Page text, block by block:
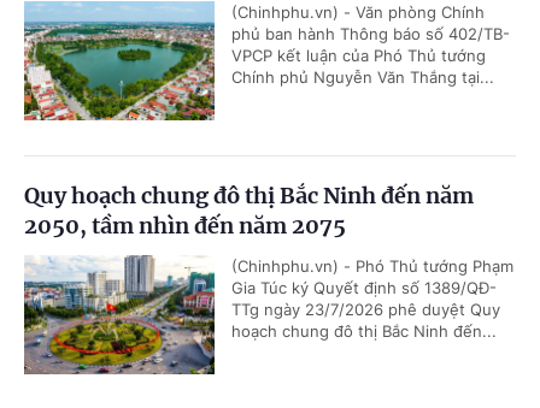
(Chinhphu.vn) - Văn phòng Chính
phủ ban hành Thông báo số 402/TB-
VPCP kết luận của Phó Thủ tướng
Chính phủ Nguyễn Văn Thắng tại...
Quy hoạch chung đô thị Bắc Ninh đến năm
2050, tầm nhìn đến năm 2075
(Chinhphu.vn) - Phó Thủ tướng Phạm
Gia Túc ký Quyết định số 1389/QĐ-
TTg ngày 23/7/2026 phê duyệt Quy
hoạch chung đô thị Bắc Ninh đến...